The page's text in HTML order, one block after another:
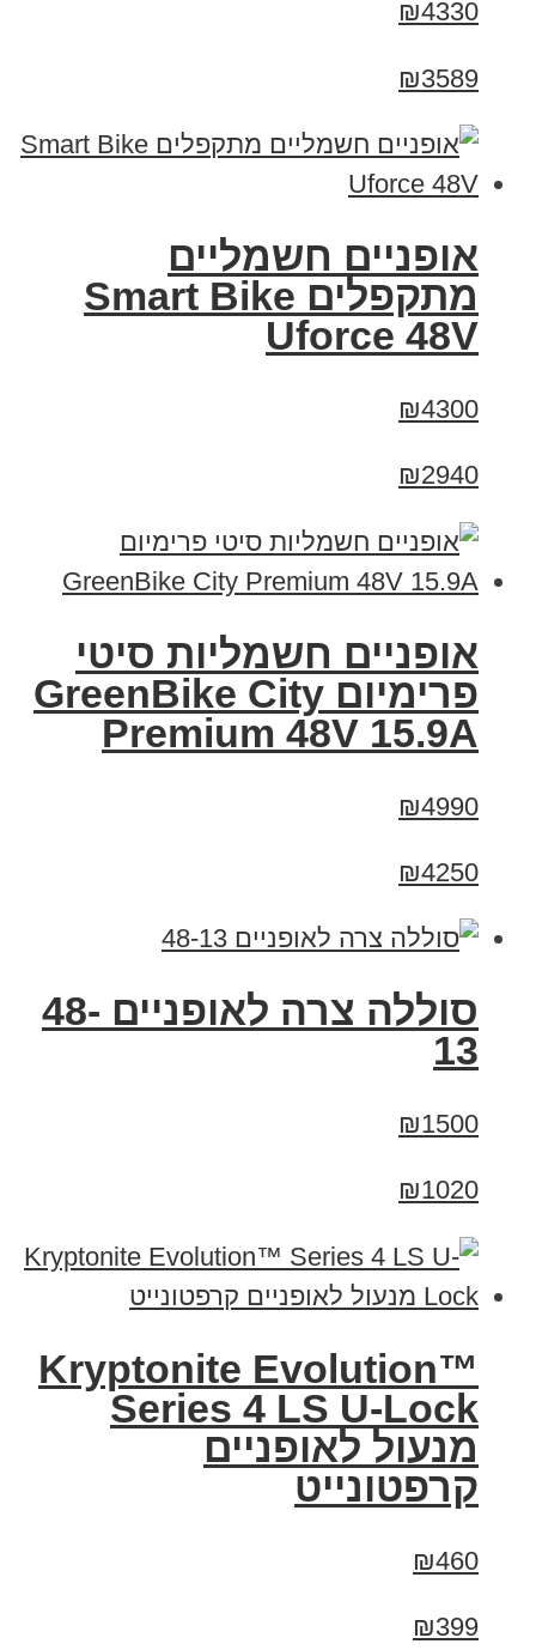
₪4330
₪3589
אופניים חשמליים
מתקפלים Smart Bike
Uforce 48V
₪4300
₪2940
אופניים חשמליות סיטי
פרימיום GreenBike City
Premium 48V 15.9A
₪4990
₪4250
סוללה צרה לאופניים 48-
13
₪1500
₪1020
Kryptonite Evolution™
Series 4 LS U-Lock
מנעול לאופניים
קרפטונייט
₪460
₪399